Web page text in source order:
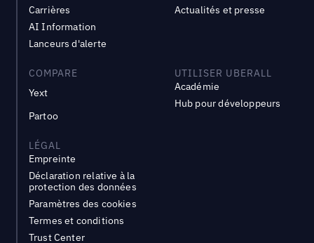
Carrières
AI Information
Lanceurs d'alerte
Actualités et presse
COMPARE
Yext
Partoo
UTILISER UBERALL
Académie
Hub pour développeurs
LÉGAL
Empreinte
Déclaration relative à la
protection des données
Paramètres des cookies
Termes et conditions
Trust Center